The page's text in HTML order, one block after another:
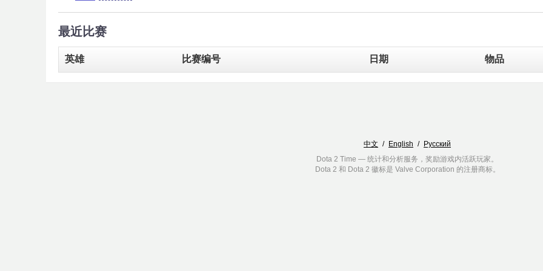
最近比赛
英雄 比赛编号 日期 物品
中文 / English / Русский
Dota 2 Time — 统计和分析服务，奖励游戏内活跃玩家。
Dota 2 和 Dota 2 徽标是 Valve Corporation 的注册商标。